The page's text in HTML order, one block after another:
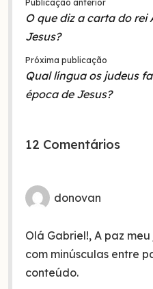
Publicação anterior
O que diz a carta do rei
Jesus?
Próxima publicação
Qual língua os judeus
época de Jesus?
12 Comentários
donovan
Olá Gabriel!, A paz
com minúsculas entre
conteúdo.